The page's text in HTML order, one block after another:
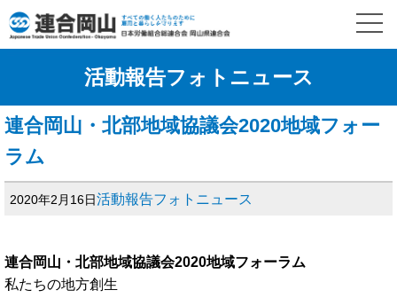
活動報告フォトニュース
連合岡山・北部地域協議会2020地域フォー
ラム
2020年2月16日活動報告フォトニュース
連合岡山・北部地域協議会2020地域フォーラム
私たちの地方創生